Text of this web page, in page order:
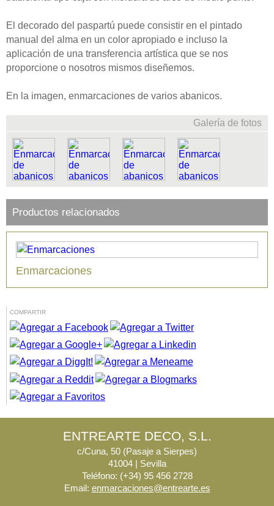
El decorado del paspartú puede consistir en el pintado
manual del alma en un color apropiado e incluso la
aplicación de una transferencia artística que se nos
proporcione o nosotros mismos diseñemos.
En la imagen, enmarcaciones de varios abanicos.
Galería de fotos
Productos relacionados
Enmarcaciones
COMPARTIR
ENTREARTE DECO, S.L.
c/Cuna, 50 (Pasaje a Sierpes)
41004 | Sevilla
Teléfono: (+34) 95 456 2728
Email: enmarcaciones@entrearte.es